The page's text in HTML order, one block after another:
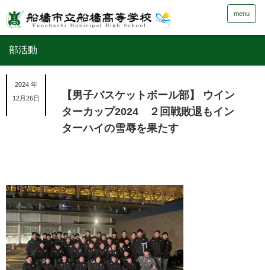
menu
部活動
2024 年
12月26日
【男子バスケットボール部】 ウイン
ターカップ2024 ２回戦敗退もイン
ターハイの雪辱を果たす